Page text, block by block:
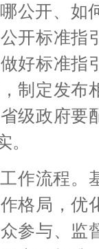
公开、如
开标准指
好标准指
制定发布
级政府要
流程。
格局，优
参与、监